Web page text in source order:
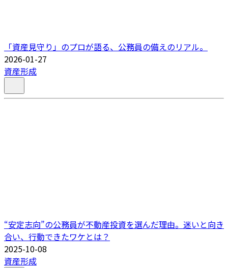
「資産見守り」のプロが語る、公務員の備えのリアル。
2026-01-27
資産形成
“安定志向”の公務員が不動産投資を選んだ理由。迷いと向き
合い、行動できたワケとは？
2025-10-08
資産形成